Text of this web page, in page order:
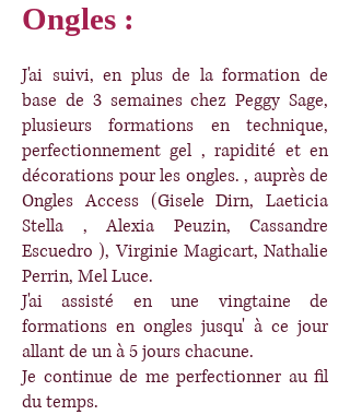
Ongles :
J'ai suivi, en plus de la formation de
base de 3 semaines chez Peggy Sage,
plusieurs formations en technique,
perfectionnement gel , rapidité et en
décorations pour les ongles. , auprès de
Ongles Access (Gisele Dirn, Laeticia
Stella , Alexia Peuzin, Cassandre
Escuedro ), Virginie Magicart, Nathalie
Perrin, Mel Luce.
J'ai assisté en une vingtaine de
formations en ongles jusqu' à ce jour
allant de un à 5 jours chacune.
Je continue de me perfectionner au fil
du temps.